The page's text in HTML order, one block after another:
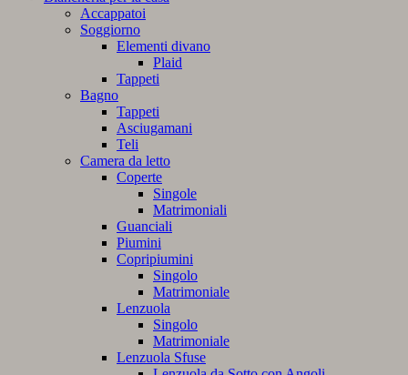
Accappatoi
Soggiorno
Elementi divano
Plaid
Tappeti
Bagno
Tappeti
Asciugamani
Teli
Camera da letto
Coperte
Singole
Matrimoniali
Guanciali
Piumini
Copripiumini
Singolo
Matrimoniale
Lenzuola
Singolo
Matrimoniale
Lenzuola Sfuse